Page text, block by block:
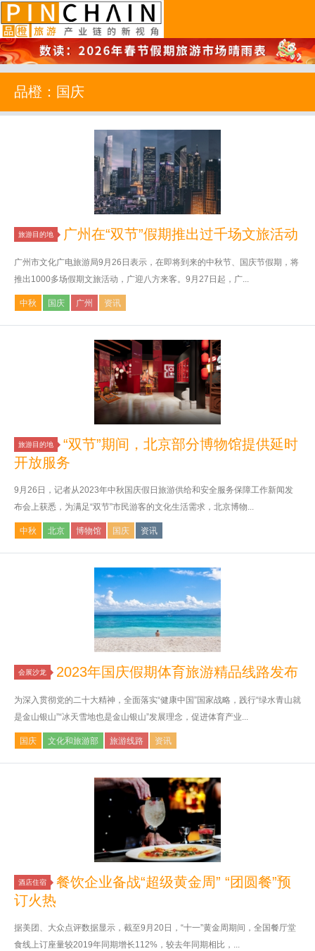
品橙旅游
品橙：国庆
旅游目的地 广州在“双节”假期推出过千场文旅活动
广州市文化广电旅游局9月26日表示，在即将到来的中秋节、国庆节假期，将
推出1000多场假期文旅活动，广迎八方来客。9月27日起，广...
中秋 国庆 广州 资讯
旅游目的地
“双节”期间，北京部分博物馆提供延时
开放服务
9月26日，记者从2023年中秋国庆假日旅游供给和安全服务保障工作新闻发
布会上获悉，为满足“双节”市民游客的文化生活需求，北京博物...
中秋 北京 博物馆 国庆 资讯
会展沙龙 2023年国庆假期体育旅游精品线路发布
为深入贯彻党的二十大精神，全面落实“健康中国”国家战略，践行“绿水青山就
是金山银山”“冰天雪地也是金山银山”发展理念，促进体育产业...
国庆 文化和旅游部 旅游线路 资讯
酒店住宿
餐饮企业备战“超级黄金周” “团圆餐”预
订火热
据美团、大众点评数据显示，截至9月20日，“十一”黄金周期间，全国餐厅堂
食线上订座量较2019年同期增长112%，较去年同期相比，...